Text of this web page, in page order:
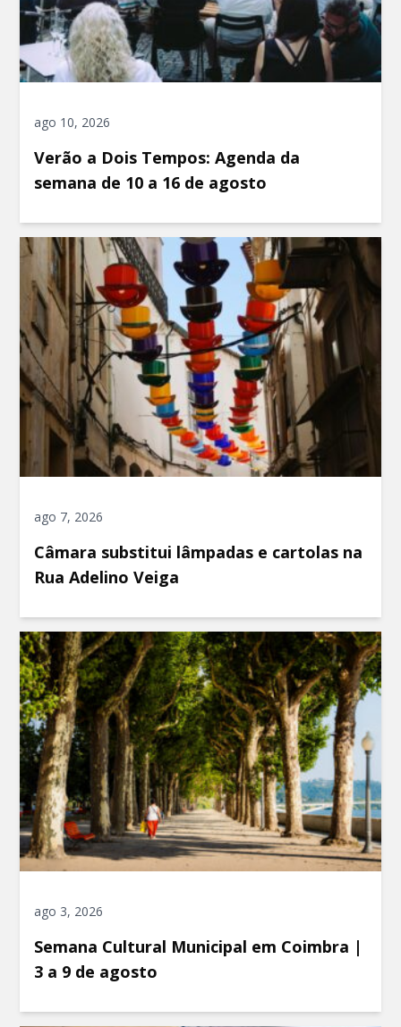
ago 10, 2026
Verão a Dois Tempos: Agenda da
semana de 10 a 16 de agosto
ago 7, 2026
Câmara substitui lâmpadas e cartolas na
Rua Adelino Veiga
ago 3, 2026
Semana Cultural Municipal em Coimbra |
3 a 9 de agosto